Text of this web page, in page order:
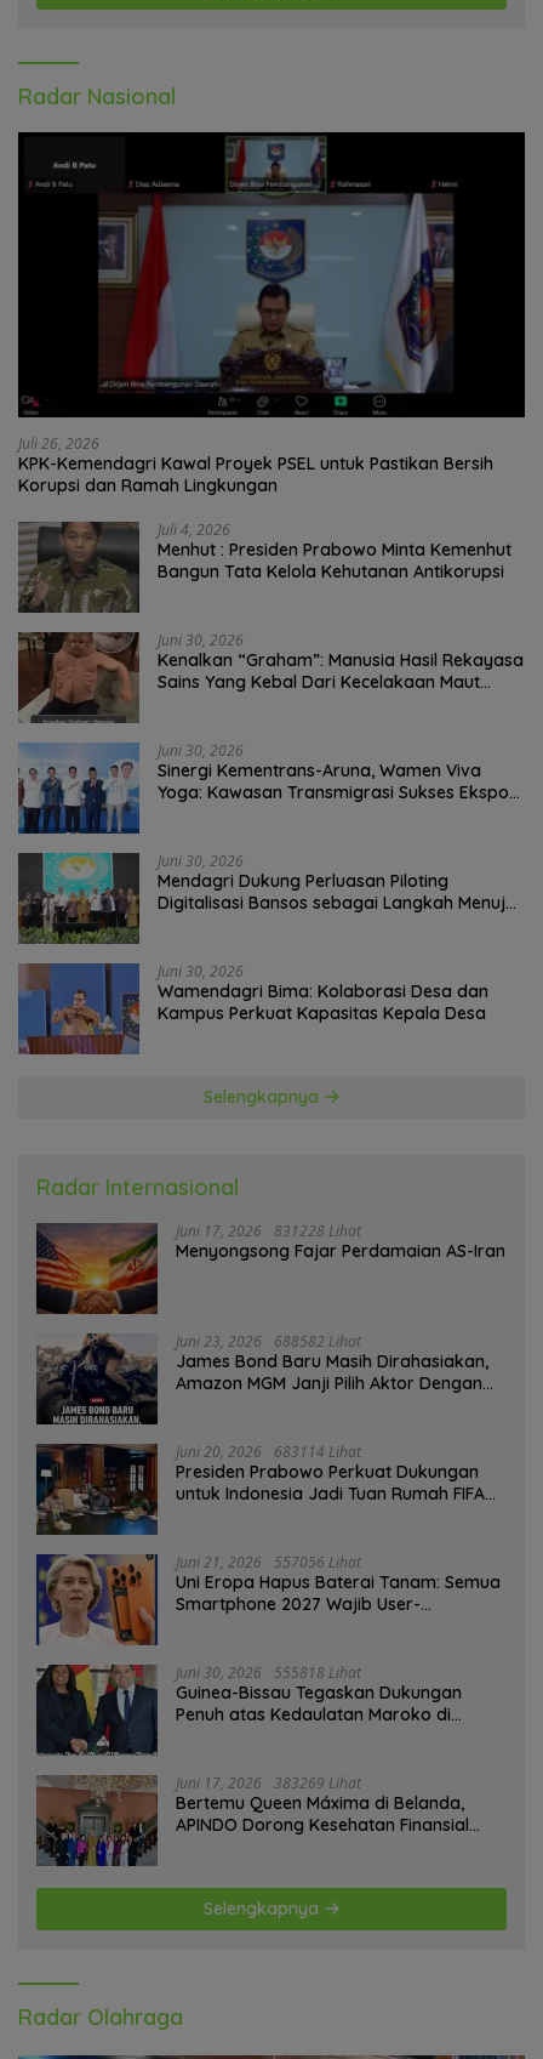
Radar Nasional
Juli 26, 2026
KPK-Kemendagri Kawal Proyek PSEL untuk Pastikan Bersih
Korupsi dan Ramah Lingkungan
Juli 4, 2026
Menhut : Presiden Prabowo Minta Kemenhut
Bangun Tata Kelola Kehutanan Antikorupsi
Juni 30, 2026
Kenalkan “Graham”: Manusia Hasil Rekayasa
Sains Yang Kebal Dari Kecelakaan Maut
Juni 30, 2026
Sinergi Kementrans-Aruna, Wamen Viva
Yoga: Kawasan Transmigrasi Sukses Ekspor
Juni 30, 2026
Mendagri Dukung Perluasan Piloting
Digitalisasi Bansos sebagai Langkah Menuju
Juni 30, 2026
Wamendagri Bima: Kolaborasi Desa dan
Kampus Perkuat Kapasitas Kepala Desa
Selengkapnya
Radar Internasional
Juni 17, 2026 831228 Lihat
Menyongsong Fajar Perdamaian AS-Iran
Juni 23, 2026 688582 Lihat
James Bond Baru Masih Dirahasiakan,
Amazon MGM Janji Pilih Aktor Dengan
Juni 20, 2026 683114 Lihat
Presiden Prabowo Perkuat Dukungan
untuk Indonesia Jadi Tuan Rumah FIFA
Juni 21, 2026 557056 Lihat
Uni Eropa Hapus Baterai Tanam: Semua
Smartphone 2027 Wajib User-
Juni 30, 2026 555818 Lihat
Guinea-Bissau Tegaskan Dukungan
Penuh atas Kedaulatan Maroko di
Juni 17, 2026 383269 Lihat
Bertemu Queen Máxima di Belanda,
APINDO Dorong Kesehatan Finansial
Selengkapnya
Radar Olahraga